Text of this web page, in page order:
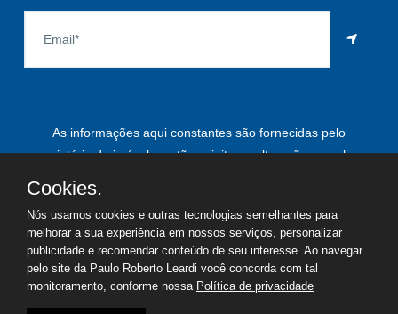
As informações aqui constantes são fornecidas pelo
proprietário do imóvel e estão sujeitas a alteração a qualquer
©2026Copyright - Paulo Roberto Leardi | Todos os direitos
reservados
Cookies.
Nós usamos cookies e outras tecnologias semelhantes para
melhorar a sua experiência em nossos serviços, personalizar
publicidade e recomendar conteúdo de seu interesse. Ao navegar
pelo site da Paulo Roberto Leardi você concorda com tal
monitoramento, conforme nossa Política de privacidade